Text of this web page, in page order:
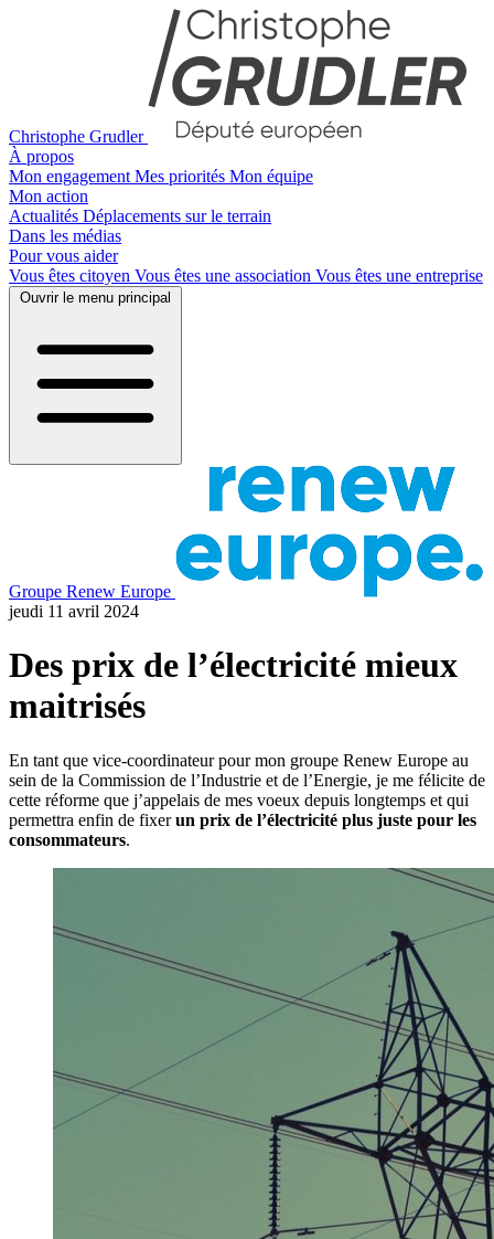
Christophe Grudler
À propos
Mon engagement Mes priorités Mon équipe
Mon action
Actualités Déplacements sur le terrain
Dans les médias
Pour vous aider
Vous êtes citoyen Vous êtes une association Vous êtes une entreprise
Ouvrir le menu principal
Groupe Renew Europe
jeudi 11 avril 2024
Des prix de l’électricité mieux
maitrisés
En tant que vice-coordinateur pour mon groupe Renew Europe au
sein de la Commission de l’Industrie et de l’Energie, je me félicite de
cette réforme que j’appelais de mes voeux depuis longtemps et qui
permettra enfin de fixerun prix de l’électricité plus juste pour les
consommateurs.